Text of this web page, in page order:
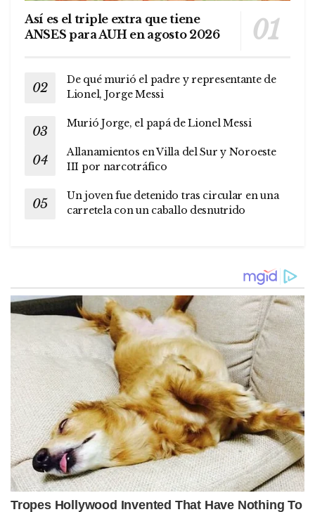
Así es el triple extra que tiene
ANSES para AUH en agosto 2026
De qué murió el padre y representante de
Lionel, Jorge Messi
Murió Jorge, el papá de Lionel Messi
Allanamientos en Villa del Sur y Noroeste
III por narcotráfico
Un joven fue detenido tras circular en una
carretela con un caballo desnutrido